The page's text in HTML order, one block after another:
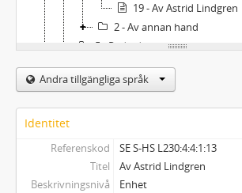
19 - Av Astrid Lindgren
2 - Av annan hand
5 - Radiodramatiseringar
6 - Grammofoninspelningar
7 - Kortberättelser/noveller för
10 - Artiklar, essäer
11 - Varia (tryckt, filmat, radierat)
12 - Tal, föreläsningar
Andra tillgängliga språk
Identitet
Referenskod
SE S-HS L230:4:4:1:13
Titel
Av Astrid Lindgren
Beskrivningsnivå
Enhet